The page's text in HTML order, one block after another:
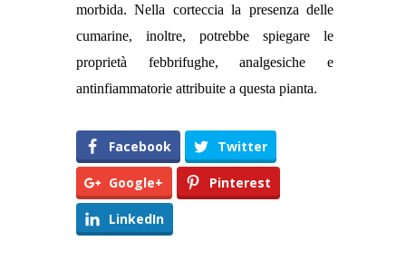
morbida.Nella corteccia la presenza delle
cumarine, inoltre, potrebbe spiegare le
proprietà febbrifughe, analgesiche e
antinfiammatorie attribuite a questa pianta.
Facebook Twitter
Google+ Pinterest
LinkedIn